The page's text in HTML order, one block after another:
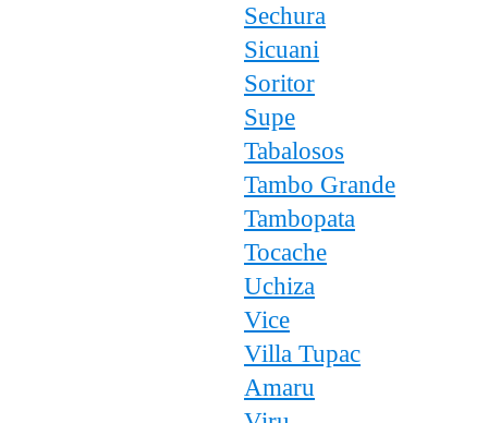
Sechura
Sicuani
Soritor
Supe
Tabalosos
Tambo Grande
Tambopata
Tocache
Uchiza
Vice
Villa Tupac
Amaru